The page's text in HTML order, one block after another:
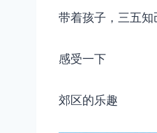
带着孩子，三五知
感受一下
郊区的乐趣